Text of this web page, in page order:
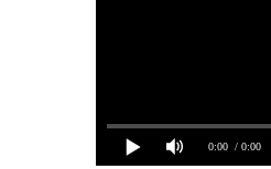
0:00 / 0:00